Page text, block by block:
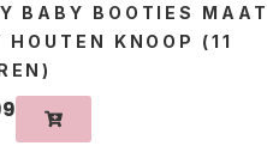
BABY BOOTIES MAAT
HOUTEN KNOOP (11